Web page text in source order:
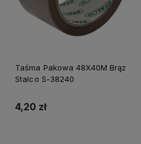
Taśma Pakowa 48X40M Brąz
Stalco S-38240
4,20 zł